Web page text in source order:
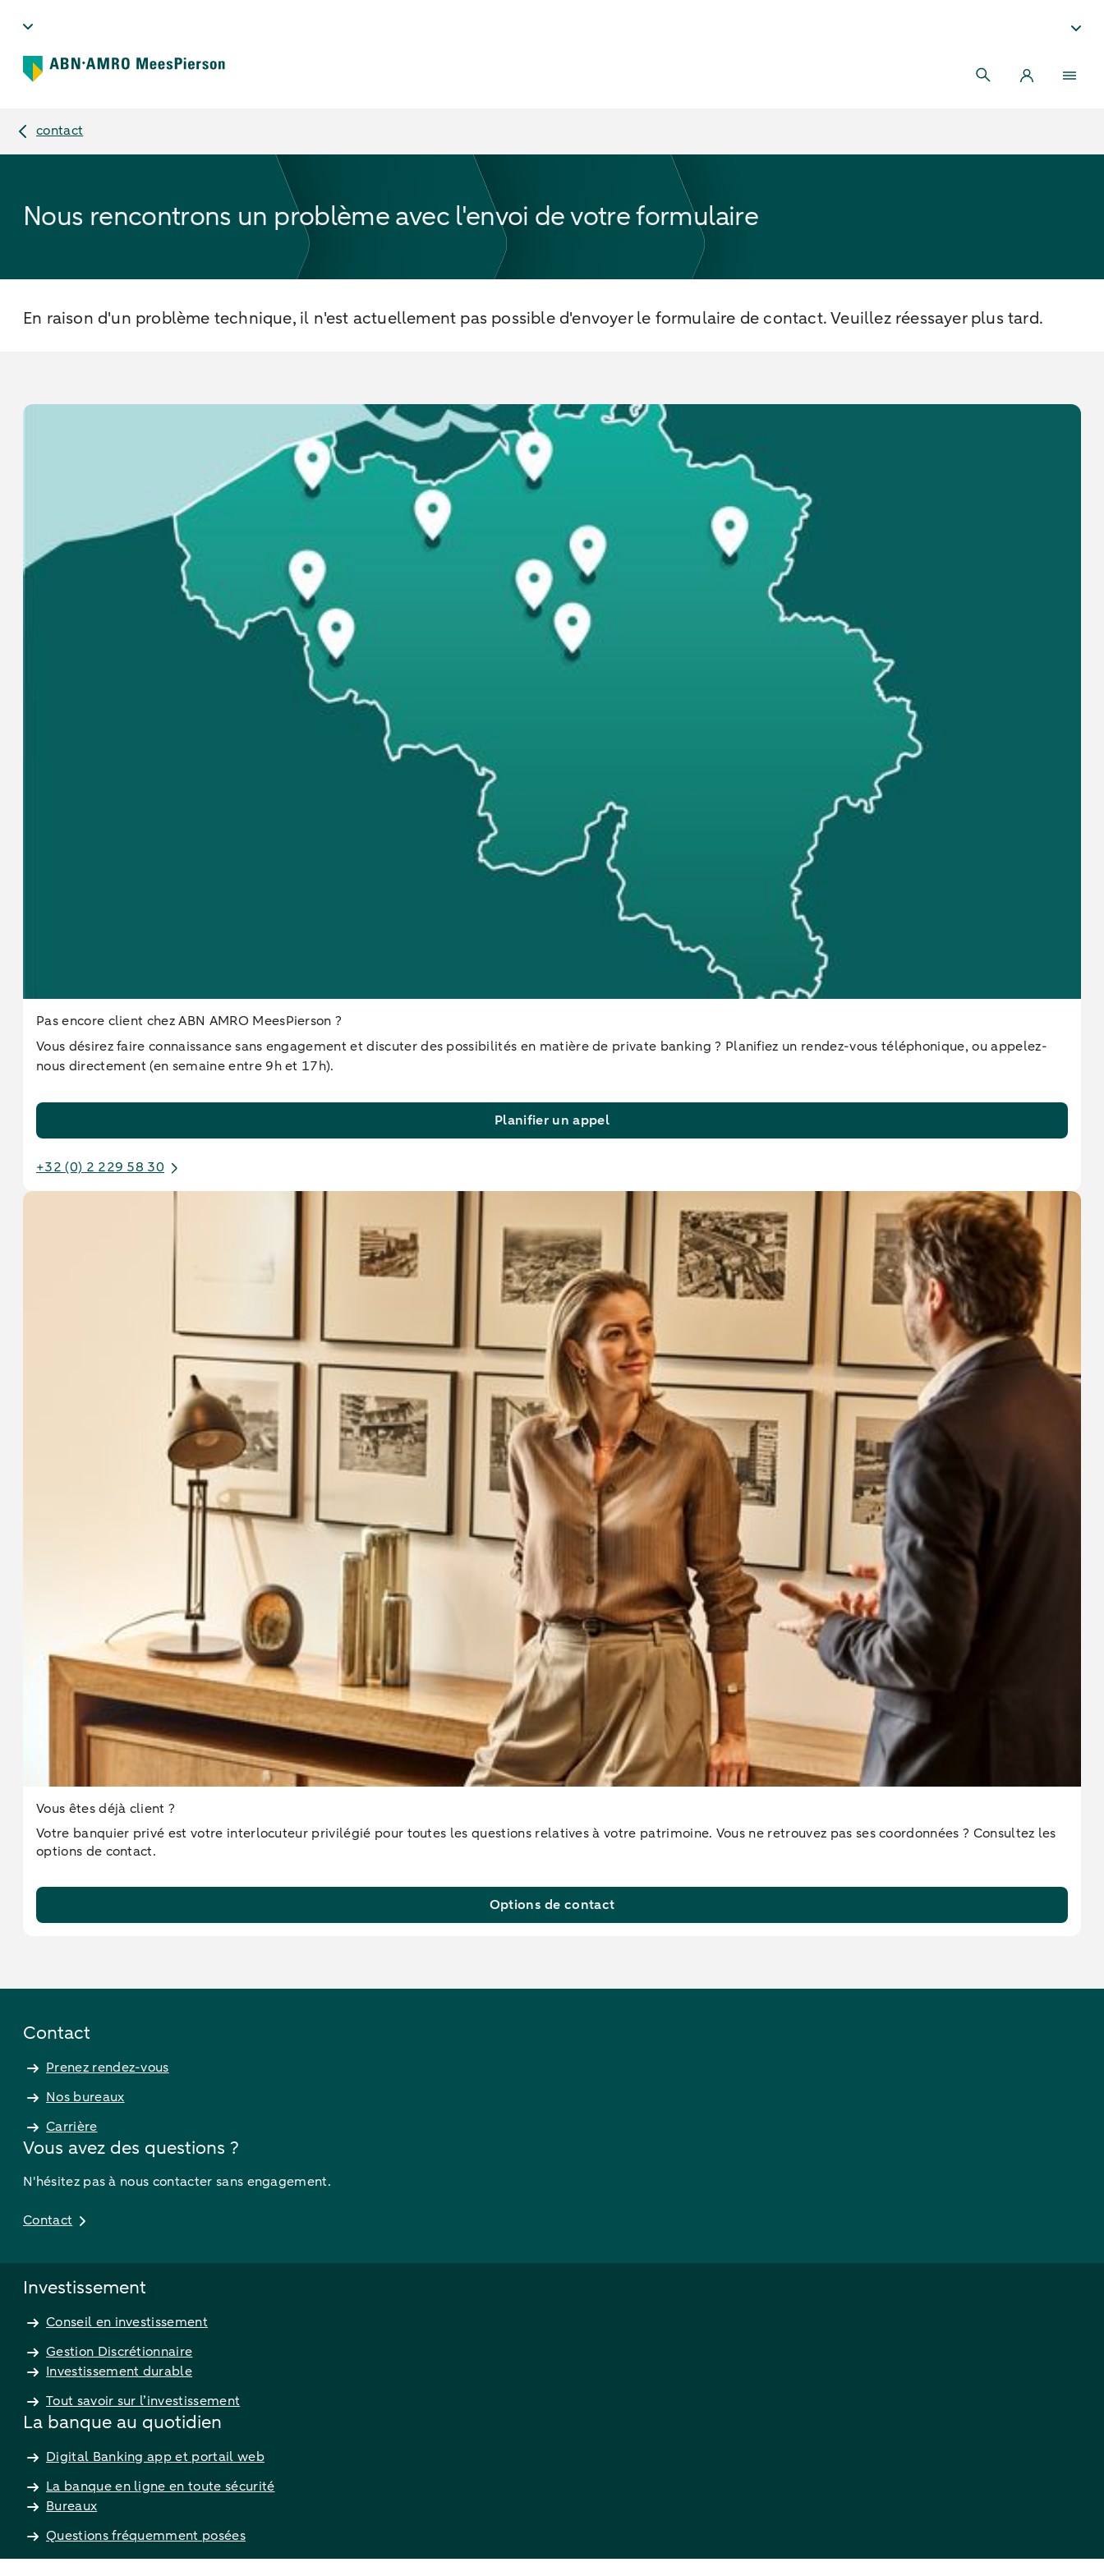
contact
Nous rencontrons un problème avec l'envoi de votre formulaire
En raison d'un problème technique, il n'est actuellement pas possible d'envoyer le formulaire de contact. Veuillez réessayer plus tard.
Pas encore client chez ABN AMRO MeesPierson ?
Vous désirez faire connaissance sans engagement et discuter des possibilités en matière de private banking ? Planifiez un rendez-vous téléphonique, ou appelez-
nous directement (en semaine entre 9h et 17h).
Planifier un appel
+32 (0) 2 229 58 30
Vous êtes déjà client ?
Votre banquier privé est votre interlocuteur privilégié pour toutes les questions relatives à votre patrimoine. Vous ne retrouvez pas ses coordonnées ? Consultez les
options de contact.
Options de contact
Contact
Prenez rendez-vous
Nos bureaux
Carrière
Vous avez des questions ?
N'hésitez pas à nous contacter sans engagement.
Contact
Investissement
Conseil en investissement
Gestion Discrétionnaire
Investissement durable
Tout savoir sur l’investissement
La banque au quotidien
Digital Banking app et portail web
La banque en ligne en toute sécurité
Bureaux
Questions fréquemment posées